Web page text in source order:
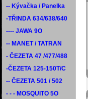
-- Kývačka / Panelka
-TŘINDA 634/638/640
---- JAWA 9O
-- MANET / TATRAN
- ČEZETA 47 /477/488
-ČEZETA 125-150T/C
-- ČEZETA 501 / 502
- - - MOSQUITO 5O